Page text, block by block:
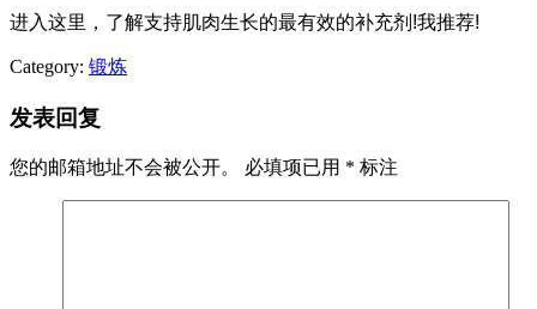
进入这里，了解支持肌肉生长的最有效的补充剂!我推荐!
Category: 锻炼
发表回复
您的邮箱地址不会被公开。 必填项已用 * 标注